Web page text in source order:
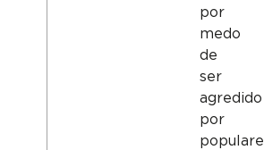
por
medo
de
ser
agredido
por